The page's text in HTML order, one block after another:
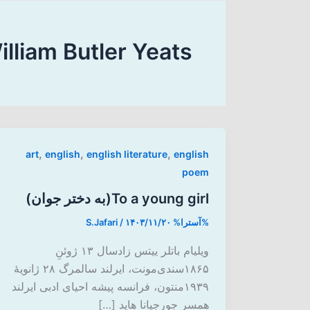
Butler Yeats
art, english, english literature, english
poem
To a young girl(به دختر جوان)
%آسترا% S.Jafari / ۱۴۰۳/۱۱/۲۰
ویلیام باتلر ییتس زادسال ۱۳ ژوئنِ
۱۸۶۵سندی‌مونت، ایرلند سالمرگ ۲۸ ژانویهٔ
۱۹۳۹منتون، فرانسه پیشه احیای ادبی ایرلند
همسر جورجیانا هاید […]